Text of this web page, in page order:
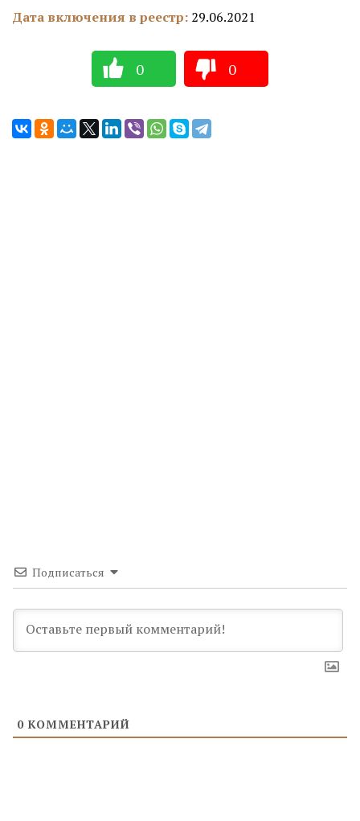
Дата включения в реестр: 29.06.2021
0 0
Подписаться
0 КОММЕНТАРИЙ